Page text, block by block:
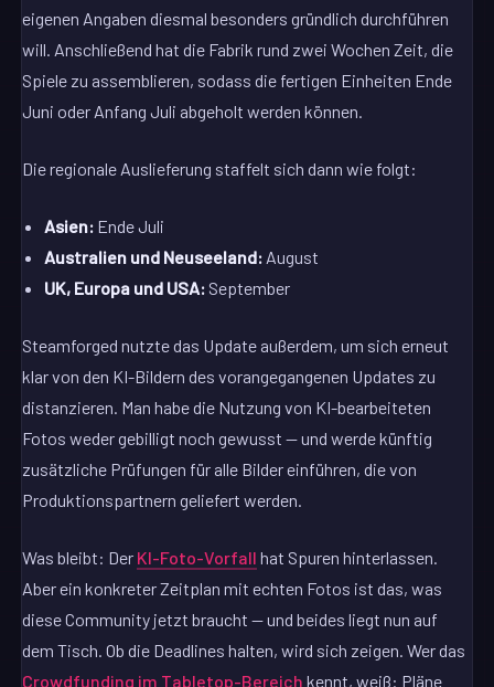
eigenen Angaben diesmal besonders gründlich durchführen
will. Anschließend hat die Fabrik rund zwei Wochen Zeit, die
Spiele zu assemblieren, sodass die fertigen Einheiten Ende
Juni oder Anfang Juli abgeholt werden können.
Die regionale Auslieferung staffelt sich dann wie folgt:
Asien: Ende Juli
Australien und Neuseeland: August
UK, Europa und USA: September
Steamforged nutzte das Update außerdem, um sich erneut
klar von den KI-Bildern des vorangegangenen Updates zu
distanzieren. Man habe die Nutzung von KI-bearbeiteten
Fotos weder gebilligt noch gewusst — und werde künftig
zusätzliche Prüfungen für alle Bilder einführen, die von
Produktionspartnern geliefert werden.
Was bleibt: Der KI-Foto-Vorfall hat Spuren hinterlassen.
Aber ein konkreter Zeitplan mit echten Fotos ist das, was
diese Community jetzt braucht — und beides liegt nun auf
dem Tisch. Ob die Deadlines halten, wird sich zeigen. Wer das
Crowdfunding im Tabletop-Bereich kennt, weiß: Pläne